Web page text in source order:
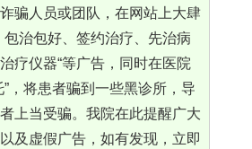
骗人员或团队，在网站上大肆
包治包好、签约治疗、先治病
疗仪器“等广告，同时在医院
”，将患者骗到一些黑诊所，导
上当受骗。我院在此提醒广大
及虚假广告，如有发现，立即